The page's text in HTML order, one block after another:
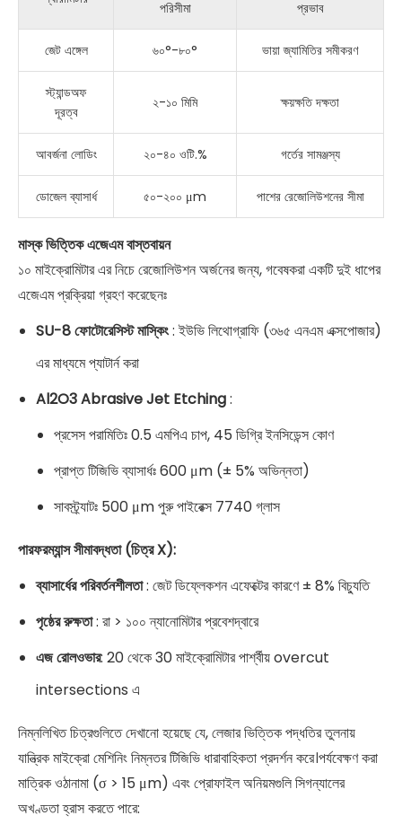
পরিসীমা প্রভাব
জেট এঙ্গেল ৬০°-৮০° ভায়া জ্যামিতির সমীকরণ
স্ট্যান্ডঅফ
দূরত্ব
২-১০ মিমি ক্ষয়ক্ষতি দক্ষতা
আবর্জনা লোডিং ২০-৪০ ওটি.% গর্তের সামঞ্জস্য
ডোজেল ব্যাসার্ধ ৫০-২০০ μm পাশের রেজোলিউশনের সীমা
মাস্ক ভিত্তিক এজেএম বাস্তবায়ন
১০ মাইক্রোমিটার এর নিচে রেজোলিউশন অর্জনের জন্য, গবেষকরা একটি দুই ধাপের
এজেএম প্রক্রিয়া গ্রহণ করেছেনঃ
SU-8 ফোটোরেসিস্ট মাস্কিং: ইউভি লিথোগ্রাফি (৩৬৫ এনএম এক্সপোজার)
এর মাধ্যমে প্যাটার্ন করা
Al2O3 Abrasive Jet Etching:
প্রসেস পরামিতিঃ 0.5 এমপিএ চাপ, 45 ডিগ্রি ইনসিডেন্স কোণ
প্রাপ্ত টিজিভি ব্যাসার্ধঃ 600 μm (± 5% অভিন্নতা)
সাবস্ট্র্যাটঃ 500 μm পুরু পাইরেক্স 7740 গ্লাস
পারফরম্যান্স সীমাবদ্ধতা (চিত্র X):
ব্যাসার্ধের পরিবর্তনশীলতা: জেট ডিফ্লেকশন এফেক্টের কারণে ± 8% বিচ্যুতি
পৃষ্ঠের রুক্ষতা: রা > ১০০ ন্যানোমিটার প্রবেশদ্বারে
এজ রোলওভার: 20 থেকে 30 মাইক্রোমিটার পার্শ্বীয় overcut
intersections এ
নিম্নলিখিত চিত্রগুলিতে দেখানো হয়েছে যে, লেজার ভিত্তিক পদ্ধতির তুলনায়
যান্ত্রিক মাইক্রো মেশিনিং নিম্নতর টিজিভি ধারাবাহিকতা প্রদর্শন করে।পর্যবেক্ষণ করা
মাত্রিক ওঠানামা (σ > 15 μm) এবং প্রোফাইল অনিয়মগুলি সিগন্যালের
অখণ্ডতা হ্রাস করতে পারে: